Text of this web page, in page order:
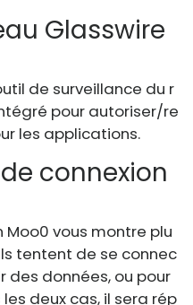
Glasswire
de surveillance du r
pour autoriser/re
les applications.
connexion
vous montre plu
tentent de se connec
des données, ou pour
deux cas, il sera rép